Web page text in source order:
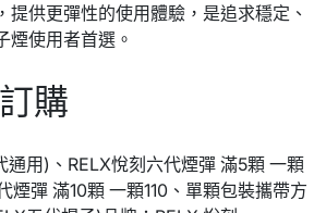
提供更彈性的使用體驗，是追求穩定、
煙使用者首選。
購
通用)、RELX悅刻六代煙彈 滿5顆 一顆
煙彈 滿10顆 一顆110、單顆包裝攜帶方